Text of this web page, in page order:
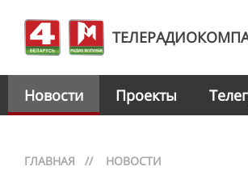
Новости Проекты
ГЛАВНАЯ // НОВОСТИ